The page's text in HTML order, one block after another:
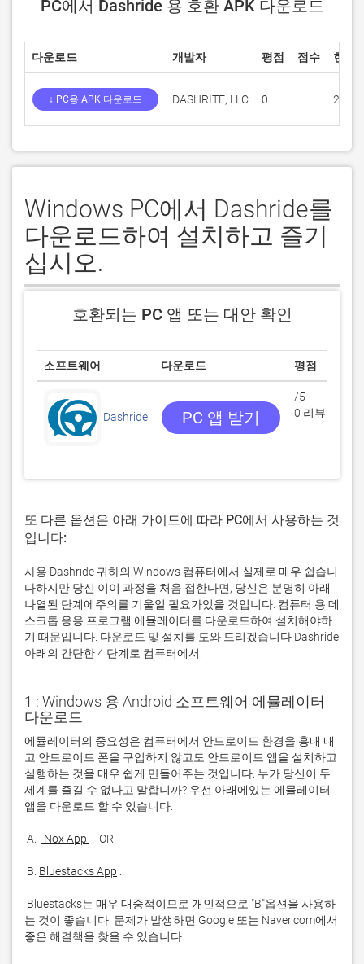
PC에서 Dashride 용 호환 APK 다운로드
다운로드 개발자 평점 점수 현재
↓ PC용 APK 다운로드 DASHRITE, LLC 0 2.0.2
Windows PC에서 Dashride를
다운로드하여 설치하고 즐기
십시오.
호환되는 PC 앱 또는 대안 확인
소프트웨어 다운로드 평점
Dashride PC 앱 받기
/5
0 리뷰
또 다른 옵션은 아래 가이드에 따라 PC에서 사용하는 것
입니다:
사용 Dashride 귀하의 Windows 컴퓨터에서 실제로 매우 쉽습니
다하지만 당신 이이 과정을 처음 접한다면, 당신은 분명히 아래
나열된 단계에주의를 기울일 필요가있을 것입니다. 컴퓨터 용 데
스크톱 응용 프로그램 에뮬레이터를 다운로드하여 설치해야하
기 때문입니다. 다운로드 및 설치를 도와 드리겠습니다 Dashride
아래의 간단한 4 단계로 컴퓨터에서:
1 : Windows 용 Android 소프트웨어 에뮬레이터
다운로드
에뮬레이터의 중요성은 컴퓨터에서 안드로이드 환경을 흉내 내
고 안드로이드 폰을 구입하지 않고도 안드로이드 앱을 설치하고
실행하는 것을 매우 쉽게 만들어주는 것입니다. 누가 당신이 두
세계를 즐길 수 없다고 말합니까? 우선 아래에있는 에뮬레이터
A. Nox App
B. Bluestacks App
는 것이 좋습니다. 문제가 발생하면 Google 또는 Naver.com에서
좋은 해결책을 찾을 수 있습니다.